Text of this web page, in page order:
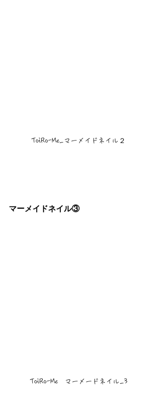
ToiRo-Me_マーメイドネイル２
マーメイドネイル③
ToiRo-Me　マーメードネイル_3